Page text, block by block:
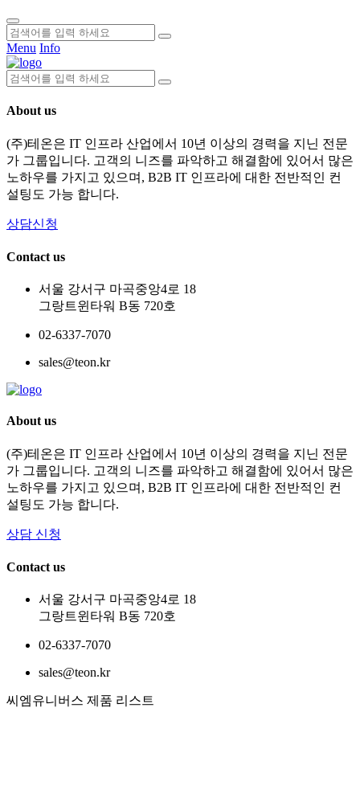
Menu Info
About us
(주)테온은 IT 인프라 산업에서 10년 이상의 경력을 지닌 전문
가 그룹입니다. 고객의 니즈를 파악하고 해결함에 있어서 많은
노하우를 가지고 있으며, B2B IT 인프라에 대한 전반적인 컨
설팅도 가능 합니다.
상담신청
Contact us
서울 강서구 마곡중앙4로 18
그랑트윈타워 B동 720호
02-6337-7070
sales@teon.kr
About us
(주)테온은 IT 인프라 산업에서 10년 이상의 경력을 지닌 전문
가 그룹입니다. 고객의 니즈를 파악하고 해결함에 있어서 많은
노하우를 가지고 있으며, B2B IT 인프라에 대한 전반적인 컨
설팅도 가능 합니다.
상담 신청
Contact us
서울 강서구 마곡중앙4로 18
그랑트윈타워 B동 720호
02-6337-7070
sales@teon.kr
씨엠유니버스 제품 리스트